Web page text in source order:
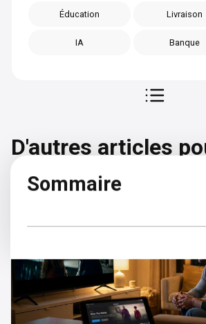
Éducation Livraison
IA Banque
Sommaire
D'autres articles
vous intéresser